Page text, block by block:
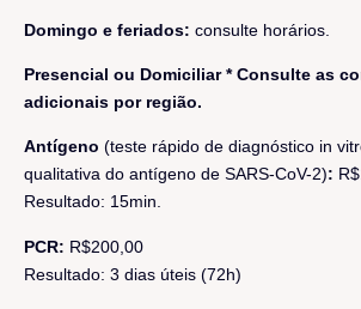
Domingo e feriados: consulte horários.
Presencial ou Domiciliar * Consulte as
adicionais por região.
Antígeno (teste rápido de diagnóstico in
qualitativa do antígeno de SARS-CoV-2):
Resultado: 15min.
PCR: R$200,00
Resultado: 3 dias úteis (72h)